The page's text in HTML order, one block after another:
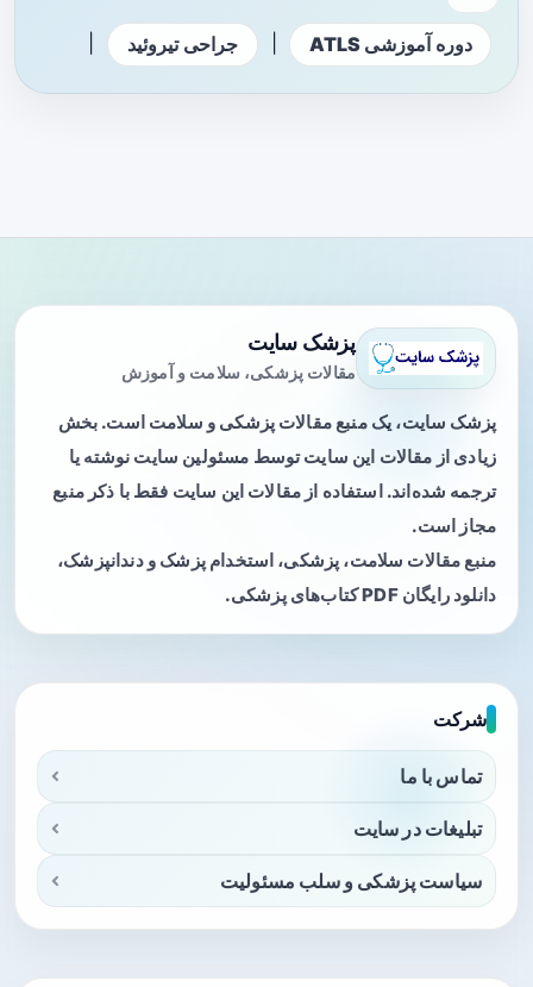
دوره آموزشی ATLS جراحی تیروئید
پزشک سایت
مقالات پزشکی، سلامت و آموزش
پزشک سایت، یک منبع مقالات پزشکی و سلامت است. بخش
زیادی از مقالات این سایت توسط مسئولین سایت نوشته یا
ترجمه شده‌اند. استفاده از مقالات این سایت فقط با ذکر منبع
مجاز است.
منبع مقالات سلامت، پزشکی، استخدام پزشک و دندانپزشک،
دانلود رایگان PDF کتاب‌های پزشکی.
شرکت
تماس با ما
تبلیغات در سایت
سیاست پزشکی و سلب مسئولیت